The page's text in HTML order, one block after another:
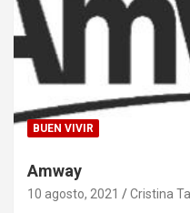
BUEN VIVIR
Amway
10 agosto, 2021 Cristina